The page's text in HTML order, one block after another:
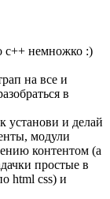
с++ немножко :)
на все и
в
установи и делай
модули
контентом (а
простые в
html css) и